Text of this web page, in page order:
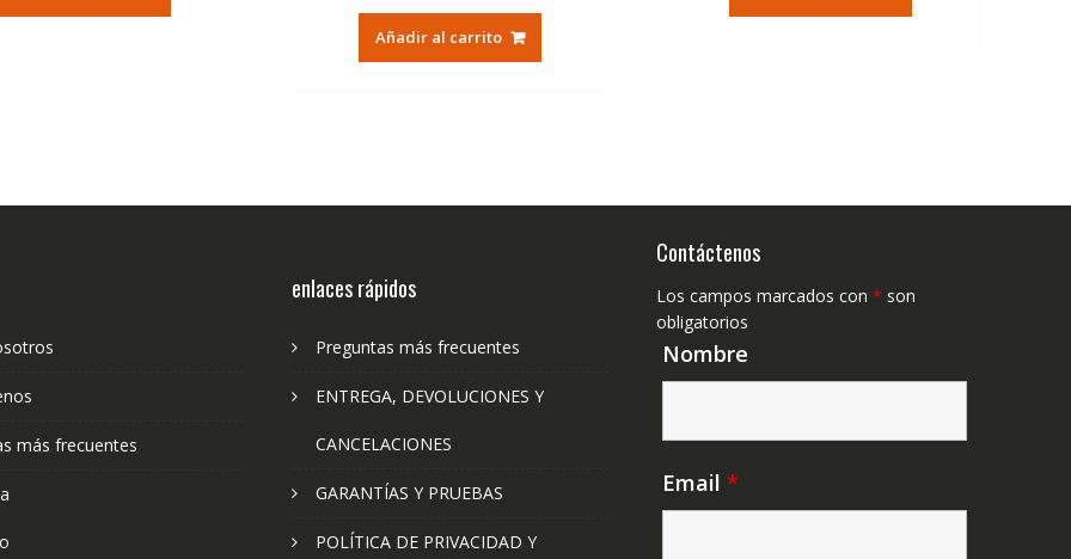
era:
es:
original
era:
actual
es:
Añadir al carrito
era:
es:
más frecuentes
enlaces rápidos
Preguntas más frecuentes
ENTREGA, DEVOLUCIONES Y
CANCELACIONES
GARANTÍAS Y PRUEBAS
POLÍTICA DE PRIVACIDAD Y
Contáctenos
Los campos marcados con * son
obligatorios
Nombre
Email *